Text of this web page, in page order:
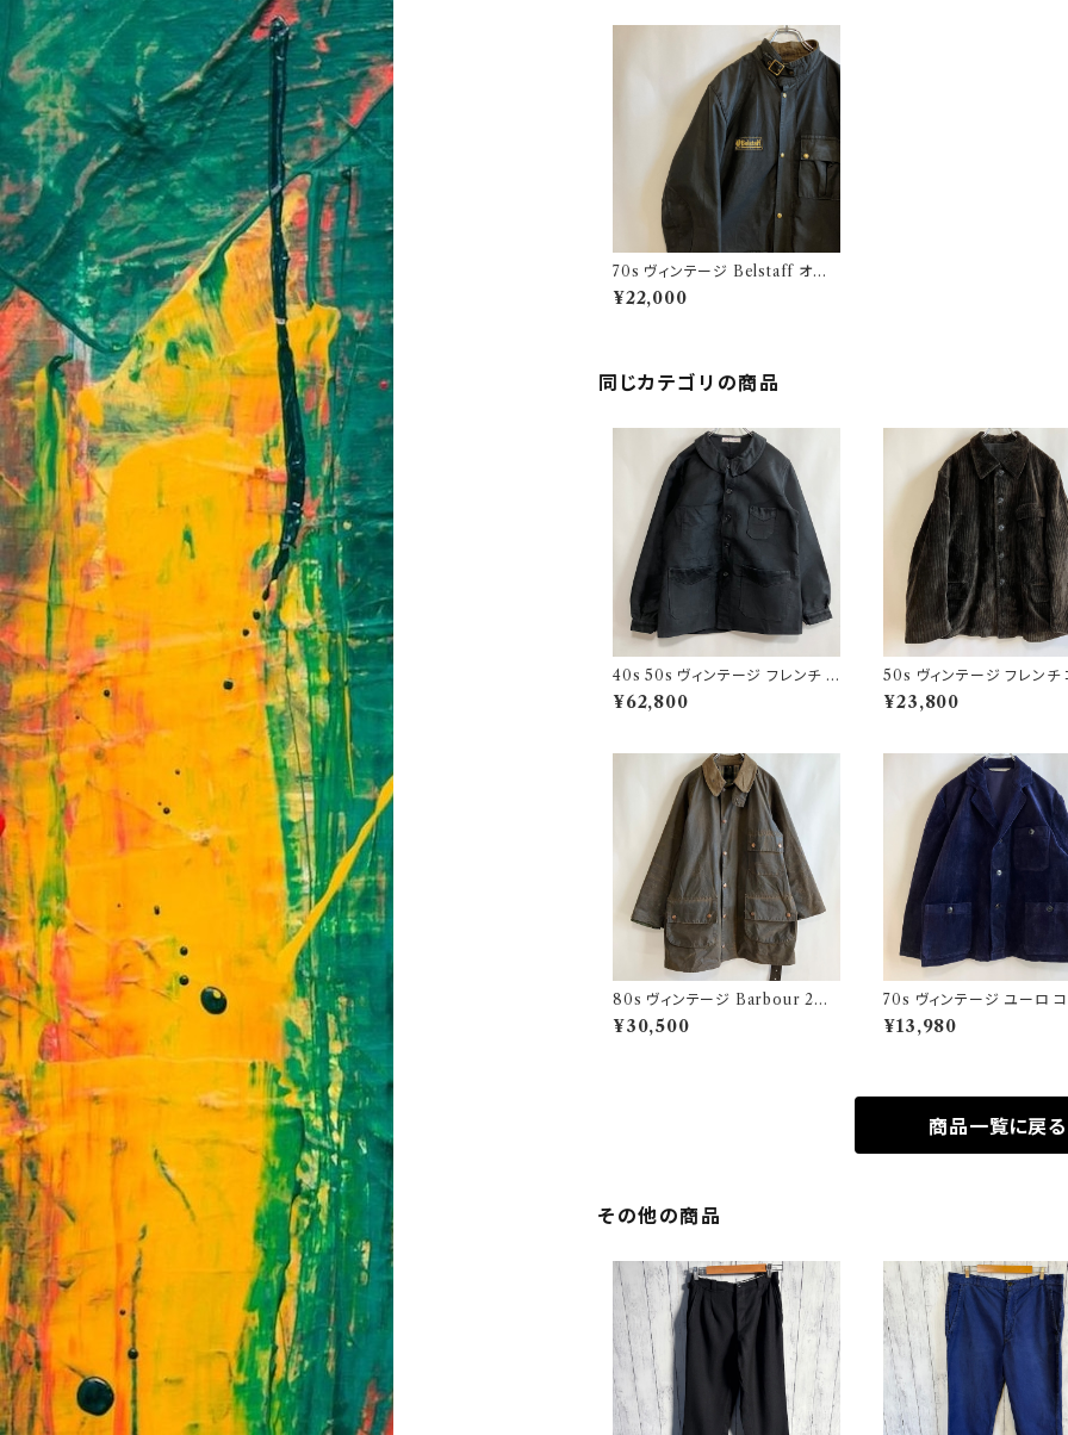
70s ヴィンテージ Belstaff オイ
ルドジャケット ベルスタッフ ビンテ
ージ
¥22,000
同じカテゴリの商品
40s 50s ヴィンテージ フレンチ V
ポケ ブラックモールスキンジャケッ
ト カバーオール
¥62,800
50s ヴィンテージ フレンチ
ュロイジャケット ビンテー
ーマーズジャケット
¥23,800
80s ヴィンテージ Barbour 2ワ
ラント ソルウェイジッパー Solway
Zipper オイルドジャケット
¥30,500
70s ヴィンテージ ユーロ
ロイ セットアップ ビンテー
¥13,980
商品一覧に戻る
その他の商品